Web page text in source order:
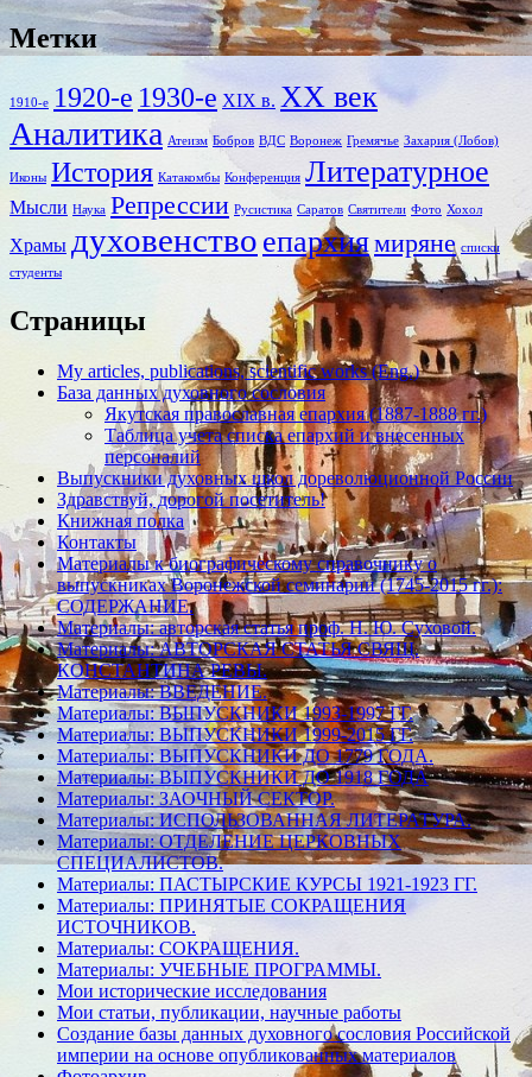
Метки
1910-е 1920-е 1930-е XIX в. XX век
Аналитика Атеизм Бобров ВДС Воронеж Гремячье Захария (Лобов)
Иконы История Катакомбы Конференция Литературное
Мысли Наука Репрессии Русистика Саратов Святители Фото Хохол
Храмы духовенство епархиямиряне списки
студенты
Страницы
My articles, publications, scientific works (Eng.)
База данных духовного сословия
Якутская православная епархия (1887-1888 гг.)
Таблица учета списка епархий и внесенных
персоналий
Выпускники духовных школ дореволюционной России
Здравствуй, дорогой посетитель!
Книжная полка
Контакты
Материалы к биографическому справочнику о
выпускниках Воронежской семинарии (1745-2015 гг.):
СОДЕРЖАНИЕ.
Материалы: авторская статья проф. Н. Ю. Суховой.
Материалы: АВТОРСКАЯ СТАТЬЯ СВЯЩ.
КОНСТАНТИНА РЕВЫ.
Материалы: ВВЕДЕНИЕ.
Материалы: ВЫПУСКНИКИ 1993-1997 ГГ.
Материалы: ВЫПУСКНИКИ 1999-2015 ГГ.
Материалы: ВЫПУСКНИКИ ДО 1779 ГОДА.
Материалы: ВЫПУСКНИКИ ДО 1918 ГОДА
Материалы: ЗАОЧНЫЙ СЕКТОР.
Материалы: ИСПОЛЬЗОВАННАЯ ЛИТЕРАТУРА.
Материалы: ОТДЕЛЕНИЕ ЦЕРКОВНЫХ
СПЕЦИАЛИСТОВ.
Материалы: ПАСТЫРСКИЕ КУРСЫ 1921-1923 ГГ.
Материалы: ПРИНЯТЫЕ СОКРАЩЕНИЯ
ИСТОЧНИКОВ.
Материалы: СОКРАЩЕНИЯ.
Материалы: УЧЕБНЫЕ ПРОГРАММЫ.
Мои исторические исследования
Мои статьи, публикации, научные работы
Создание базы данных духовного сословия Российской
империи на основе опубликованных материалов